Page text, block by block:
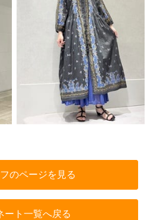
のページを見る
ート一覧へ戻る